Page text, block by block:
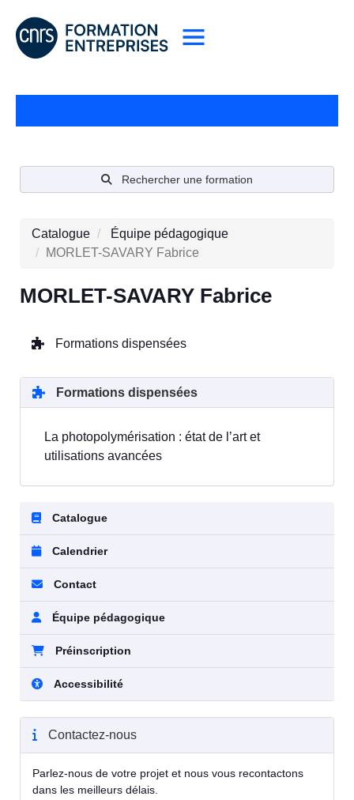
Rechercher une formation
Catalogue
Équipe pédagogique
MORLET-SAVARY Fabrice
MORLET-SAVARY Fabrice
Formations dispensées
Formations dispensées
La photopolymérisation : état de l’art et
utilisations avancées
Catalogue
Calendrier
Contact
Équipe pédagogique
Préinscription
Accessibilité
Contactez-nous
Parlez-nous de votre projet et nous vous recontactons
dans les meilleurs délais.